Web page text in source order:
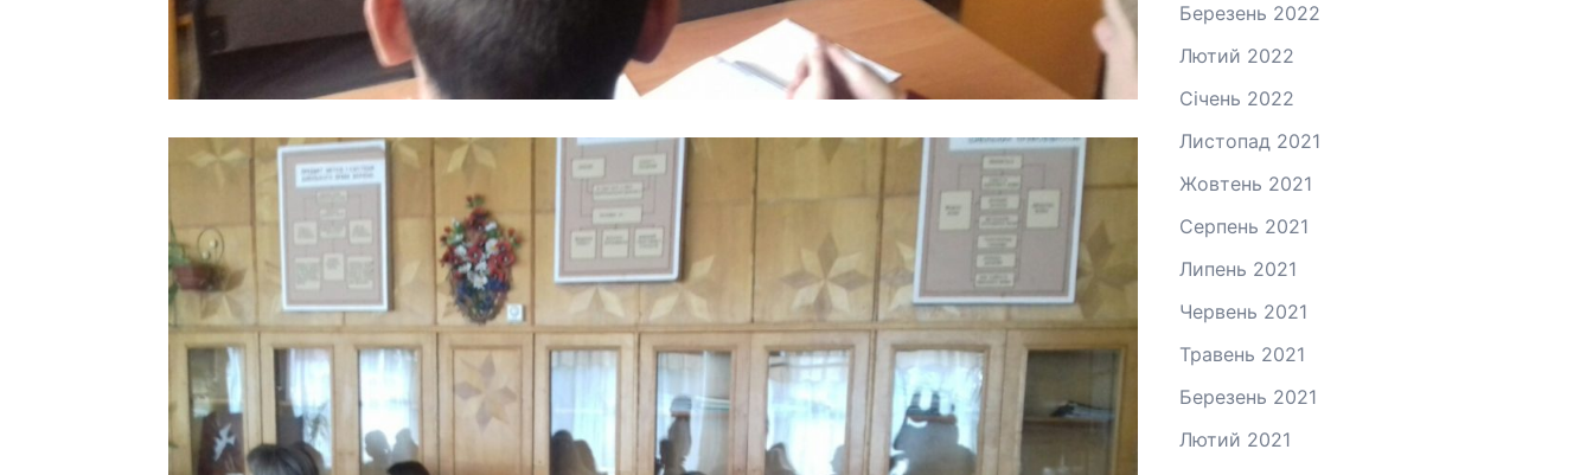
Березень 2022
Лютий 2022
Січень 2022
Листопад 2021
Жовтень 2021
Серпень 2021
Липень 2021
Червень 2021
Травень 2021
Березень 2021
Лютий 2021